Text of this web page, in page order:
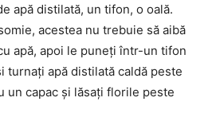
apă distilată, un tifon, o oală.
acestea nu trebuie să aibă
apă, apoi le puneți într-un tifon
turnați apă distilată caldă peste
un capac și lăsați florile peste